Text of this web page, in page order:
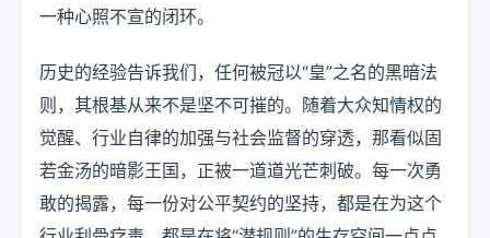
一种心照不宣的闭环。
历史的经验告诉我们，任何被冠以“皇”之名的黑暗法
则，其根基从来不是坚不可摧的。随着大众知情权的
觉醒、行业自律的加强与社会监督的穿透，那看似固
若金汤的暗影王国，正被一道道光芒刺破。每一次勇
敢的揭露，每一份对公平契约的坚持，都是在为这个